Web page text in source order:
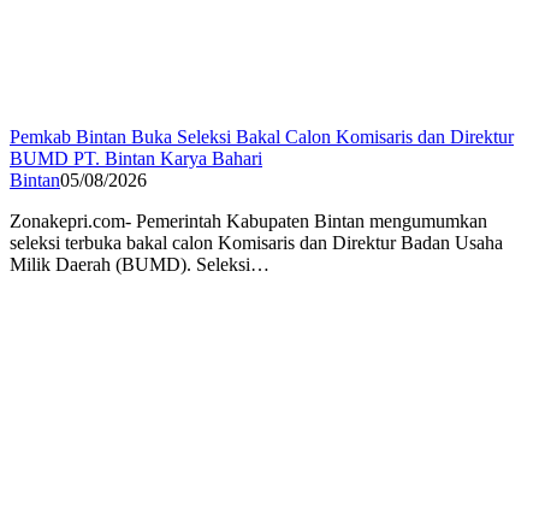
Pemkab Bintan Buka Seleksi Bakal Calon Komisaris dan Direktur
BUMD PT. Bintan Karya Bahari
Bintan05/08/2026
Zonakepri.com- Pemerintah Kabupaten Bintan mengumumkan
seleksi terbuka bakal calon Komisaris dan Direktur Badan Usaha
Milik Daerah (BUMD). Seleksi…